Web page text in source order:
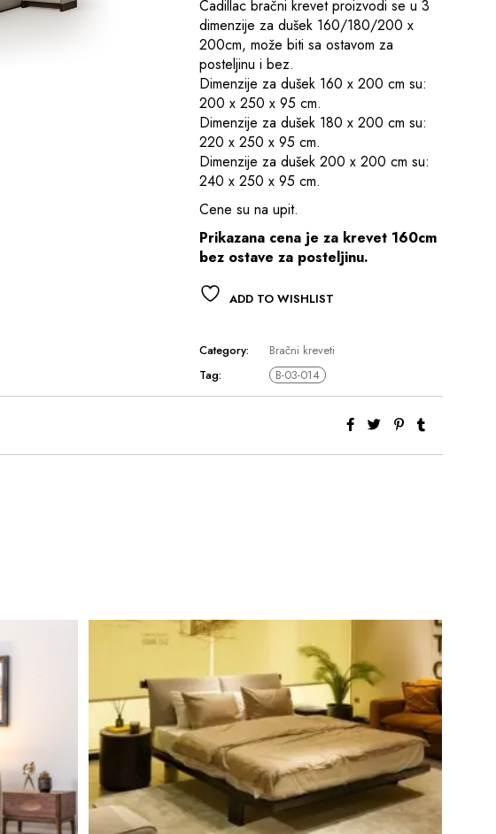
Cadillac bračni krevet proizvodi se u 3
dimenzije za dušek 160/180/200 x
200cm, može biti sa ostavom za
posteljinu i bez.
Dimenzije za dušek 160 x 200 cm su:
200 x 250 x 95 cm.
Dimenzije za dušek 180 x 200 cm su:
220 x 250 x 95 cm.
Dimenzije za dušek 200 x 200 cm su:
240 x 250 x 95 cm.
Cene su na upit.
Prikazana cena je za krevet 160cm
bez ostave za posteljinu.
ADD TO WISHLIST
Category:
Bračni kreveti
Tag:
B-03-014